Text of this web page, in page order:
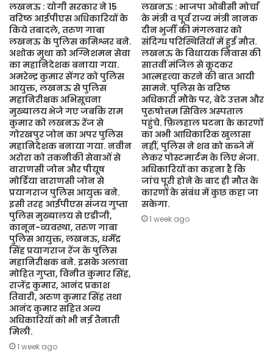
लखनऊ : योगी सरकार ने 15
वरिष्ठ आईपीएस अधिकारियों के
किये तबादले, तरुण गाबा
लखनऊ के पुलिस कमिश्नर बने.
अशोक मुथा को अग्निशमन सेवा
का महानिदेशक बनाया गया.
अमरेन्द्र कुमार सेंगर को पुलिस
आयुक्त, लखनऊ से पुलिस
महानिरीक्षक अभिसूचना
मुख्यालय भेजे गए जबकि राम
कुमार को लखनऊ रेंज से
गोरखपुर जोन का अपर पुलिस
महानिदेशक बनाया गया. नवीन
अरोरा को तकनीकी सेवाओं से
वाराणसी जोन और पीयूष
मोर्डिया वाराणसी जोन से
प्रयागराज पुलिस आयुक्त बने.
इसी तरह आईपीएस संजय गुप्ता
पुलिस मुख्यालय से एडीजी,
कानून-व्यवस्था, तरुण गाबा
पुलिस आयुक्त, लखनऊ, धर्मेंद्र
सिंह प्रयागराज रेंज के पुलिस
महानिरीक्षक बने. इसके अलावा
मोहित गुप्ता, विनीत कुमार सिंह,
राजेंद्र कुमार, आनंद प्रकाश
तिवारी, अरुण कुमार सिंह तथा
आनंद कुमार सहित अन्य
अधिकारियों को भी नई तैनाती
मिली.
1 week ago
लखनऊ : भाजपा ओबीसी मोर्चा
के मंत्री व पूर्व राज्य मंत्री नानक
दीन भुर्जी की मंगलवार को
संदिग्ध परिस्थितियों में हुई मौत.
लखनऊ के विधायक निवास की
सातवीं मंजिल से कूदकर
आत्महत्या करने की बात आयी
सामने. पुलिस के वरिष्ठ
अधिकारी मौके पर, बेटे उत्तम और
पुरुषोत्तम सिविल अस्पताल
पहुंचे. फ़िलहाल घटना के कारणों
का अभी आधिकारिक खुलासा
नहीं, पुलिस ने शव को कब्जे में
लेकर पोस्टमार्टम के लिए भेजा.
अधिकारियों का कहना है कि
जांच पूरी होने के बाद ही मौत के
कारणों के संबंध में कुछ कहा जा
सकेगा.
1 week ago